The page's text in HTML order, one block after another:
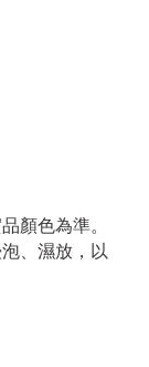
顏色為準。
、濕放，以